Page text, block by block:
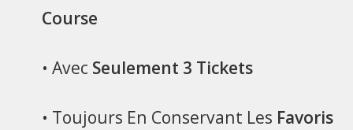
Course
• Avec Seulement 3 Tickets
• Toujours En Conservant Les Favoris